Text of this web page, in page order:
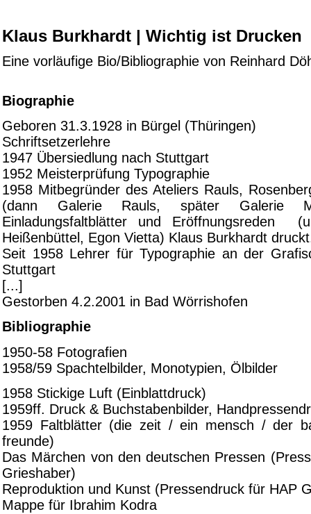
Klaus Burkhardt | Wichtig ist Drucken
Eine vorläufige Bio/Bibliographie von Reinhard
Biographie
Geboren 31.3.1928 in Bürgel (Thüringen)
Schriftsetzerlehre
1947 Übersiedlung nach Stuttgart
1952 Meisterprüfung Typographie
1958 Mitbegründer des Ateliers Rauls,
(dann Galerie Rauls, später Galerie
Einladungsfaltblätter und Eröffnungsreden
Heißenbüttel, Egon Vietta) Klaus Burkhardt
Seit 1958 Lehrer für Typographie an der
Stuttgart
[...]
Gestorben 4.2.2001 in Bad Wörrishofen
Bibliographie
1950-58 Fotografien
1958/59 Spachtelbilder, Monotypien, Ölbilder
1958 Stickige Luft (Einblattdruck)
1959ff. Druck & Buchstabenbilder,
1959 Faltblätter (die zeit / ein mensch / der
freunde)
Das Märchen von den deutschen Pressen
Grieshaber)
Reproduktion und Kunst (Pressendruck für HAP
Mappe für Ibrahim Kodra